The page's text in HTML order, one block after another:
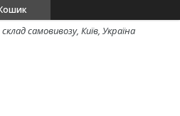
самовивозу, Київ, Україна